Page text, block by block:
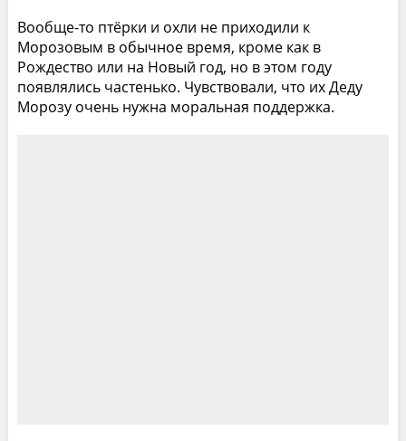
Вообще-то птёрки и охли не приходили к
Морозовым в обычное время, кроме как в
Рождество или на Новый год, но в этом году
появлялись частенько. Чувствовали, что их Деду
Морозу очень нужна моральная поддержка.